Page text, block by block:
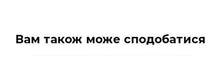
Вам також може сподобатися